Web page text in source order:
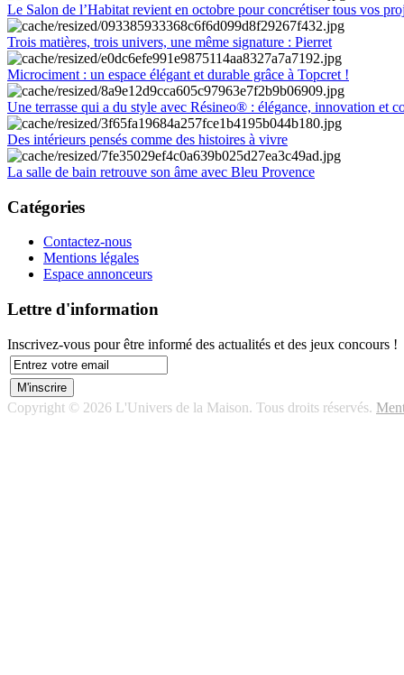
Le Salon de l’Habitat revient en octobre pour concrétiser tous vos
Trois matières, trois univers, une même signature : Pierret
Microciment : un espace élégant et durable grâce à Topcret !
Une terrasse qui a du style avec Résineo® : élégance, innovation et
Des intérieurs pensés comme des histoires à vivre
La salle de bain retrouve son âme avec Bleu Provence
Catégories
Contactez-nous
Mentions légales
Espace annonceurs
Lettre d'information
Inscrivez-vous pour être informé des actualités et des jeux concours !
Copyright © 2026 L'Univers de la Maison. Tous droits réservés.